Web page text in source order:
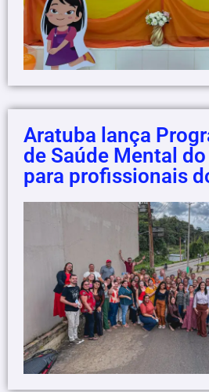
Aratuba lança
de Saúde Mental
para profissionais